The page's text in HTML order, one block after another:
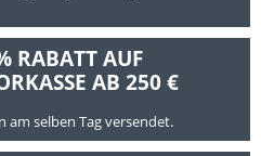
RABATT AUF
AB 250 €
am selben Tag versendet.